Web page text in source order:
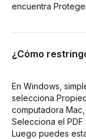
encuentra
¿Cómo
En Windows,
selecciona
computadora
Selecciona el
Luego puedes